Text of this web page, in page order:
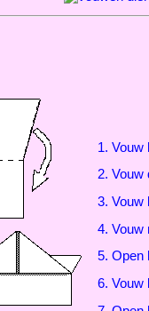
1. Vouw
2. Vouw
3. Vouw
4. Vouw
5. Open
6. Vouw